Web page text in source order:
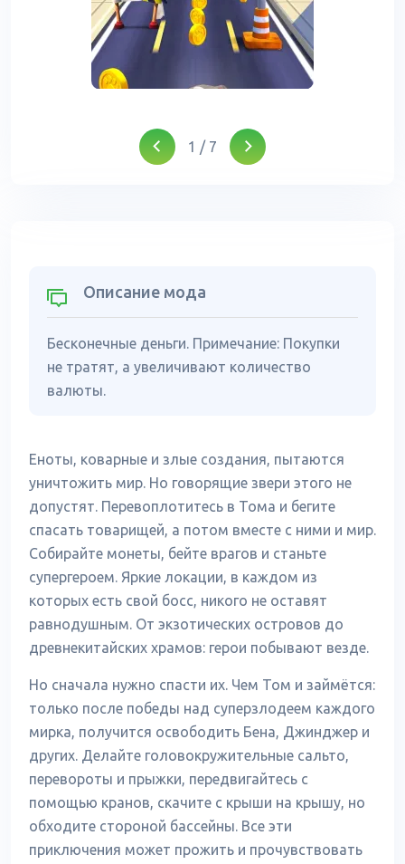
1 / 7
Описание мода
Бесконечные деньги. Примечание: Покупки
не тратят, а увеличивают количество
валюты.
Еноты, коварные и злые создания, пытаются
уничтожить мир. Но говорящие звери этого не
допустят. Перевоплотитесь в Тома и бегите
спасать товарищей, а потом вместе с ними и мир.
Собирайте монеты, бейте врагов и станьте
супергероем. Яркие локации, в каждом из
которых есть свой босс, никого не оставят
равнодушным. От экзотических островов до
древнекитайских храмов: герои побывают везде.
Но сначала нужно спасти их. Чем Том и займётся:
только после победы над суперзлодеем каждого
мирка, получится освободить Бена, Джинджер и
других. Делайте головокружительные сальто,
перевороты и прыжки, передвигайтесь с
помощью кранов, скачите с крыши на крышу, но
обходите стороной бассейны. Все эти
приключения может прожить и прочувствовать